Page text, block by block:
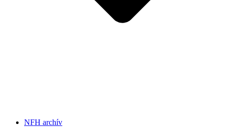
NFH archív